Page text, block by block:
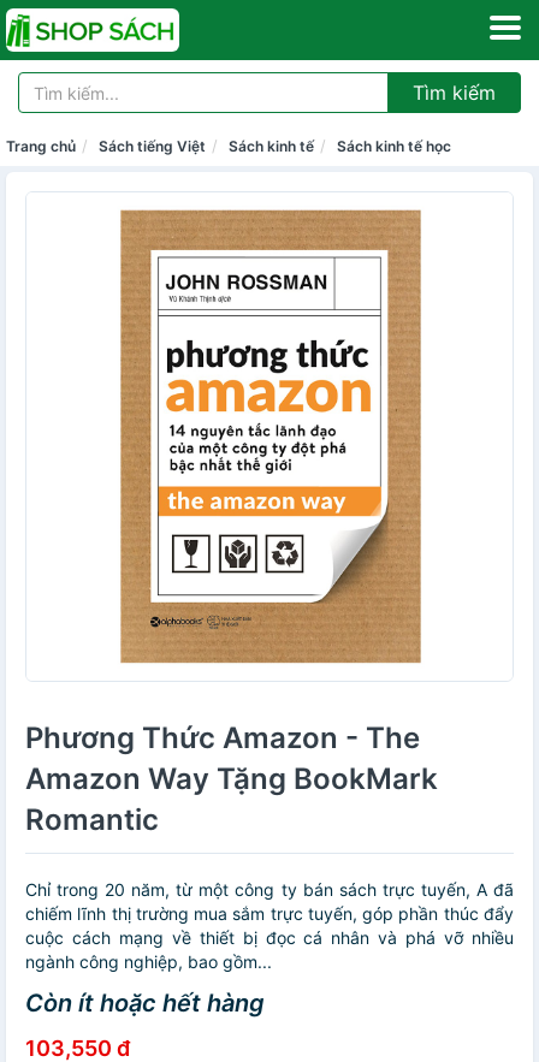
Tìm kiếm
Trang chủ Sách tiếng Việt Sách kinh tế Sách kinh tế học
Phương Thức Amazon - The
Amazon Way Tặng BookMark
Romantic
Chỉ trong 20 năm, từ một công ty bán sách trực tuyến, A đã
chiếm lĩnh thị trường mua sắm trực tuyến, góp phần thúc đẩy
cuộc cách mạng về thiết bị đọc cá nhân và phá vỡ nhiều
ngành công nghiệp, bao gồm...
Còn ít hoặc hết hàng
103,550 đ